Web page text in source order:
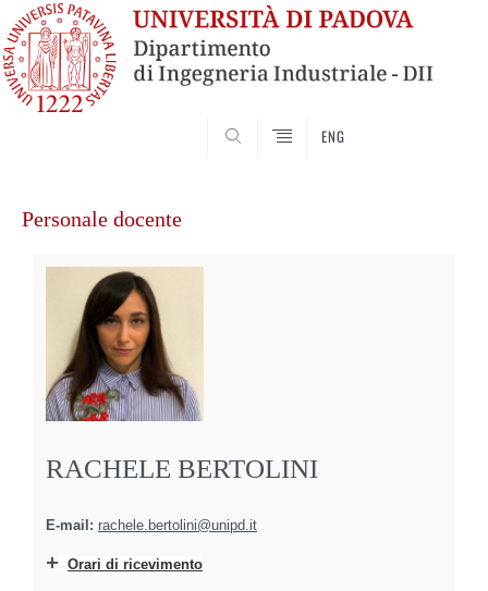
ENG
contenuto
Personale docente
RACHELE BERTOLINI
E-mail: rachele.bertolini@unipd.it
Orari di ricevimento